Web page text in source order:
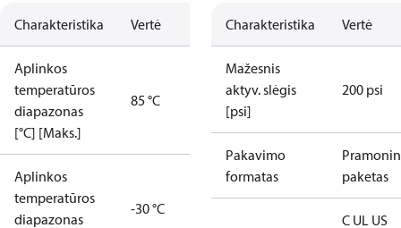
Charakteristika Vertė
Aplinkos
temperatūros
diapazonas
[°C] [Maks.]
85 °C
Aplinkos
temperatūros
diapazonas
-30 °C
Charakteristika Vertė
Mažesnis
aktyv. slėgis
[psi]
200 psi
Pakavimo
formatas
paketas
C UL US